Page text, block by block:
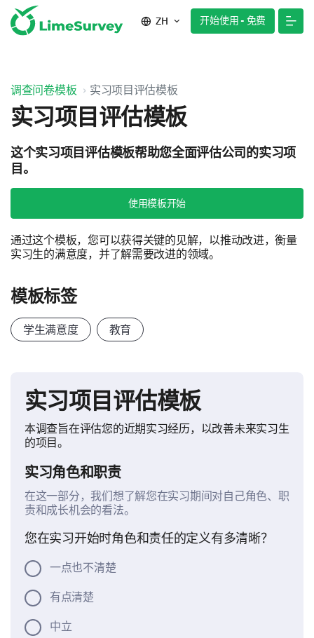
ZH 开始使用 - 免费
调查问卷模板 实习项目评估模板
实习项目评估模板
这个实习项目评估模板帮助您全面评估公司的实习项
目。
使用模板开始
通过这个模板，您可以获得关键的见解，以推动改进，衡量
实习生的满意度，并了解需要改进的领域。
模板标签
学生满意度 教育
实习项目评估模板
本调查旨在评估您的近期实习经历，以改善未来实习生
的项目。
实习角色和职责
在这一部分，我们想了解您在实习期间对自己角色、职
责和成长机会的看法。
您在实习开始时角色和责任的定义有多清晰？
一点也不清楚
有点清楚
中立